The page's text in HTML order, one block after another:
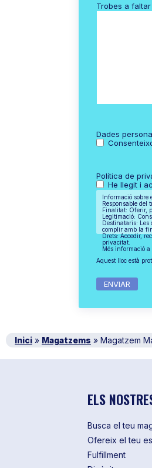
Trobes a
Dades
Política de
He llegit i
Informació sobre
Responsable del
Finalitat: Oferir,
Legitimació:
Destinataris: Les
complir amb la
Drets: Accedir,
privacitat.
Més informació
Aquest lloc està
Inici » Magatzems » Magatzem
ELS
Busca el teu
Ofereix el teu
Fulfillment